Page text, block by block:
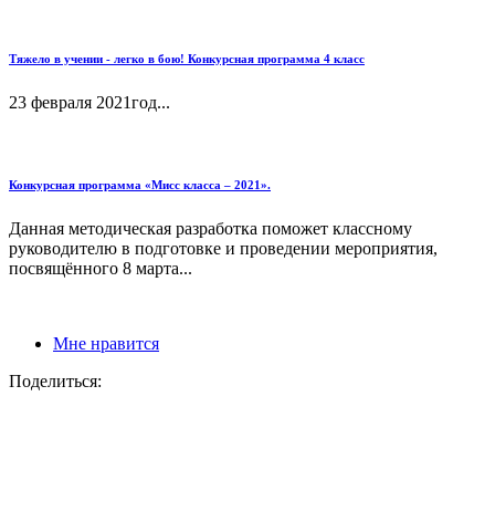
Тяжело в учении - легко в бою! Конкурсная программа 4 класс
23 февраля 2021год...
Конкурсная программа «Мисс класса – 2021».
Данная методическая разработка поможет классному
руководителю в подготовке и проведении мероприятия,
посвящённого 8 марта...
Мне нравится
Поделиться: